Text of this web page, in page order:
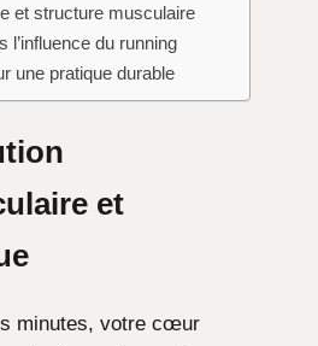
et structure musculaire
l’influence du running
une pratique durable
et
minutes, votre cœur